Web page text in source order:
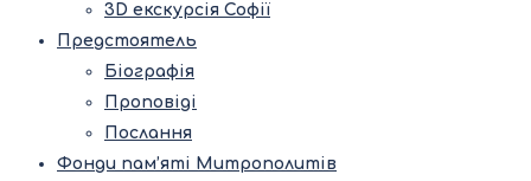
3D екскурсія Софії
Предстоятель
Біографія
Проповіді
Послання
Фонди пам’яті Митрополитів